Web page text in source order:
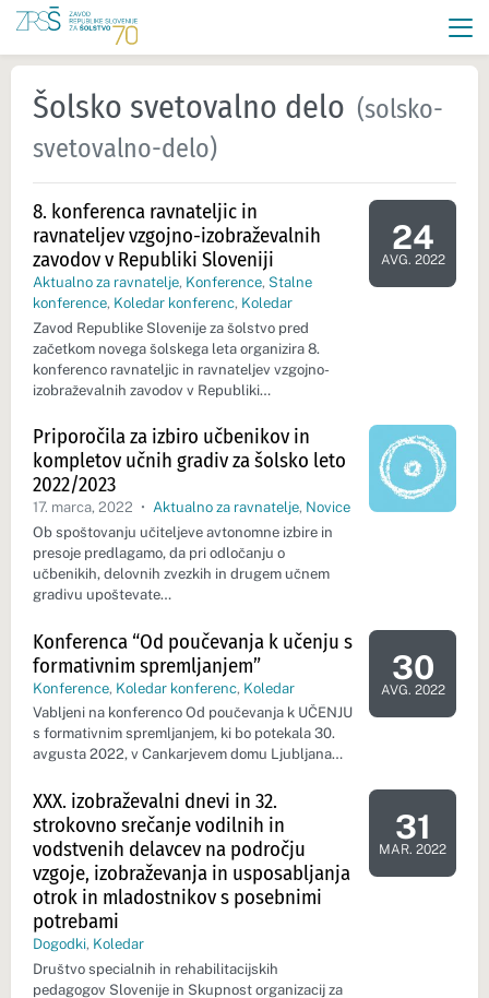
Šolsko svetovalno delo (solsko-
svetovalno-delo)
8. konferenca ravnateljic in
ravnateljev vzgojno-izobraževalnih
zavodov v Republiki Sloveniji
Aktualno za ravnatelje, Konference, Stalne
konference, Koledar konferenc, Koledar
Zavod Republike Slovenije za šolstvo pred
začetkom novega šolskega leta organizira 8.
konferenco ravnateljic in ravnateljev vzgojno-
izobraževalnih zavodov v Republiki…
24
AVG. 2022
Dan
Priporočila za izbiro učbenikov in
kompletov učnih gradiv za šolsko leto
2022/2023
17. marca, 2022 • Aktualno za ravnatelje, Novice
Ob spoštovanju učiteljeve avtonomne izbire in
presoje predlagamo, da pri odločanju o
učbenikih, delovnih zvezkih in drugem učnem
gradivu upoštevate…
Konferenca “Od poučevanja k učenju s
formativnim spremljanjem”
Konference, Koledar konferenc, Koledar
Vabljeni na konferenco Od poučevanja k UČENJU
s formativnim spremljanjem, ki bo potekala 30.
avgusta 2022, v Cankarjevem domu Ljubljana…
30
AVG. 2022
Dan
XXX. izobraževalni dnevi in 32.
strokovno srečanje vodilnih in
vodstvenih delavcev na področju
vzgoje, izobraževanja in usposabljanja
otrok in mladostnikov s posebnimi
potrebami
Dogodki, Koledar
Društvo specialnih in rehabilitacijskih
pedagogov Slovenije in Skupnost organizacij za
31
MAR. 2022
Dan